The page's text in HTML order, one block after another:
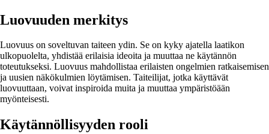
Luovuuden merkitys
Luovuus on soveltuvan taiteen ydin. Se on kyky ajatella laatikon
ulkopuolelta, yhdistää erilaisia ideoita ja muuttaa ne käytännön
toteutukseksi. Luovuus mahdollistaa erilaisten ongelmien ratkaisemisen
ja uusien näkökulmien löytämisen. Taiteilijat, jotka käyttävät
luovuuttaan, voivat inspiroida muita ja muuttaa ympäristöään
myönteisesti.
Käytännöllisyyden rooli